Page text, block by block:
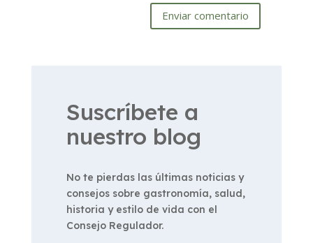
Enviar comentario
Suscríbete a
nuestro blog
No te pierdas las últimas noticias y
consejos sobre gastronomía, salud,
historia y estilo de vida con el
Consejo Regulador.